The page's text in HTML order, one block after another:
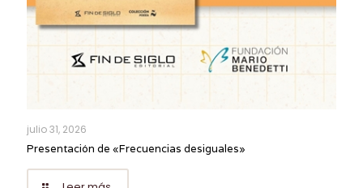
julio 31, 2026
Presentación de «Frecuencias desiguales»